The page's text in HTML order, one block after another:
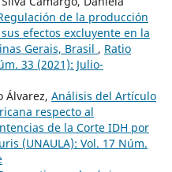
de la producción
efectos excluyente en la
Gerais, Brasil , Ratio
33 (2021): Julio-
Álvarez, Análisis del Artículo
respecto al
de la Corte IDH por
(UNAULA): Vol. 17 Núm.